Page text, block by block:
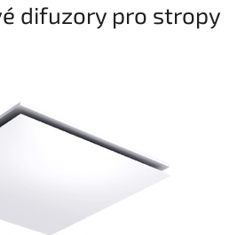
difuzory pro stropy